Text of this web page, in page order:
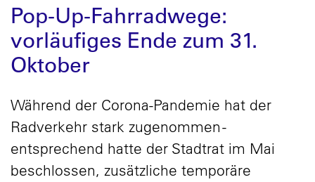
Pop-Up-Fahrradwege:
vorläufiges Ende zum 31.
Oktober
Während der Corona-Pandemie hat der
Radverkehr stark zugenommen -
entsprechend hatte der Stadtrat im Mai
beschlossen, zusätzliche temporäre